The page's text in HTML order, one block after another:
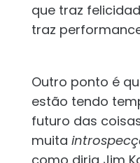
que traz
traz
Outro ponto é
estão tendo
futuro das
muita